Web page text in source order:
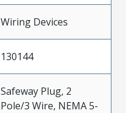
Wiring Devices
130144
Safeway Plug, 2
Pole/3 Wire, NEMA 5-